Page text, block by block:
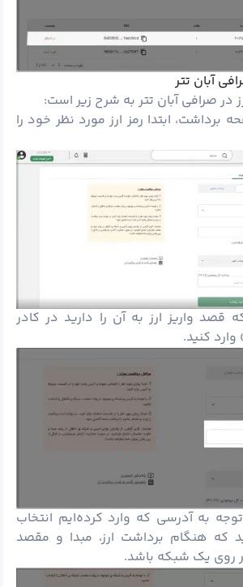
آبان تتر
در صرافی آبان تتر به شرح زیر است:
ابتدا رمز ارز مورد نظر خود را
واریز ارز به آن را دارید در کادر
کنید.
به آدرسی که وارد کرده‌ایم انتخاب
که هنگام برداشت ارز، مبدا و مقصد
روی یک شبکه باشد.